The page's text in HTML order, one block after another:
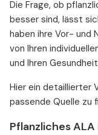
Die Frage, ob
besser sind, lässt
haben ihre Vor- und
von Ihren
und Ihren
Hier ein detaillierter
passende Quelle zu
Pflanzliches